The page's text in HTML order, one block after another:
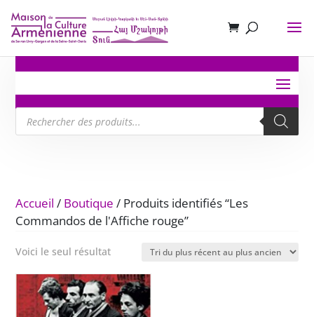
Recherche
de
produits
Accueil / Boutique / Produits identifiés “Les
Commandos de l'Affiche rouge”
Voici le seul résultat